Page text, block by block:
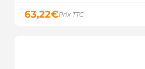
63,22€Prix TTC